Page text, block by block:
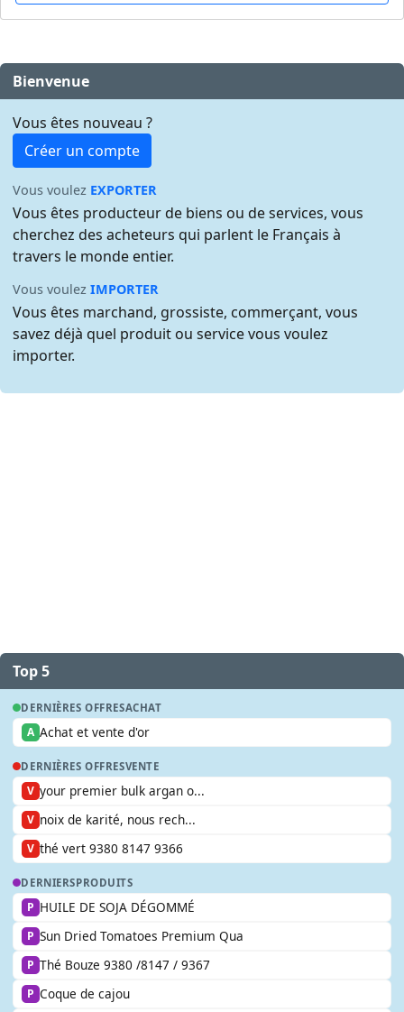
Bienvenue
Vous êtes nouveau ?
Créer un compte
Vous voulez EXPORTER
Vous êtes producteur de biens ou de services, vous
cherchez des acheteurs qui parlent le Français à
travers le monde entier.
Vous voulezIMPORTER
Vous êtes marchand, grossiste, commerçant, vous
savez déjà quel produit ou service vous voulez
importer.
Top 5
DERNIÈRES OFFRESACHAT
A Achat et vente d'or
DERNIÈRES OFFRESVENTE
V your premier bulk argan o...
V noix de karité, nous rech...
V thé vert 9380 8147 9366
DERNIERSPRODUITS
P HUILE DE SOJA DÉGOMMÉ
P Sun Dried Tomatoes Premium Qua
P Thé Bouze 9380 /8147 / 9367
P Coque de cajou